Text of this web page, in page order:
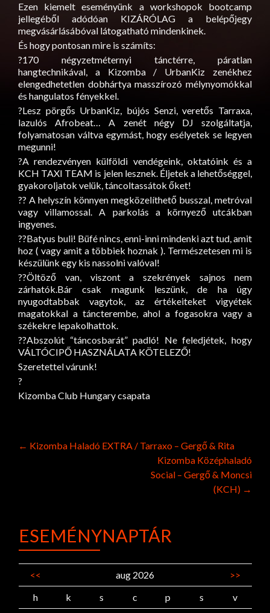
Ezen kiemelt eseményünk a workshopok bootcamp
jellegéből adódóan KIZÁRÓLAG a belépőjegy
megvásárlásábóval látogatható mindenkinek.
És hogy pontosan mire is számíts:
?170 négyzetméternyi tánctérre, páratlan
hangtechnikával, a Kizomba / UrbanKiz zenékhez
elengedhetetlen dobhártya masszírozó mélynyomókkal
és hangulatos fényekkel.
?Lesz pörgős UrbanKiz, bújós Senzi, veretős Tarraxa,
lazulós Afrobeat… A zenét négy DJ szolgáltatja,
folyamatosan váltva egymást, hogy esélyetek se legyen
megunni!
?A rendezvényen külföldi vendégeink, oktatóink és a
KCH TAXI TEAM is jelen lesznek. Éljetek a lehetőséggel,
gyakoroljatok velük, táncoltassátok őket!
?? A helyszín könnyen megközelíthető busszal, metróval
vagy villamossal. A parkolás a környező utcákban
ingyenes.
??Batyus buli! Büfé nincs, enni-inni mindenki azt tud, amit
hoz ( vagy amit a többiek hoznak ). Természetesen mi is
készülünk egy kis nassolni valóval!
??Öltöző van, viszont a szekrények sajnos nem
zárhatók.Bár csak magunk leszünk, de ha úgy
nyugodtabbak vagytok, az értékeiteket vigyétek
magatokkal a táncterembe, ahol a fogasokra vagy a
székekre lepakolhattok.
??Abszolút “táncosbarát” padló! Ne feledjétek, hogy
VÁLTÓCIPŐ HASZNÁLATA KÖTELEZŐ!
Szeretettel várunk!
?
Kizomba Club Hungary csapata
Post
← Kizomba Haladó EXTRA / Tarraxo – Gergő & Rita
Kizomba Középhaladó
Social – Gergő & Moncsi
(KCH) →
ESEMÉNYNAPTÁR
<< aug 2026
>>
h
k s c p s
v